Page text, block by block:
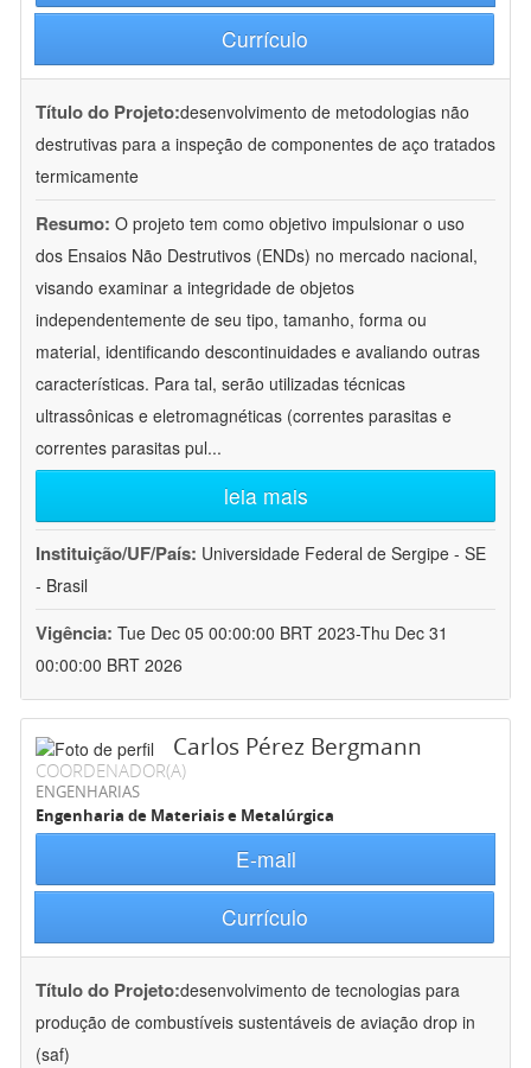
Currículo
Título do Projeto:desenvolvimento de metodologias não
destrutivas para a inspeção de componentes de aço tratados
termicamente
Resumo: O projeto tem como objetivo impulsionar o uso
dos Ensaios Não Destrutivos (ENDs) no mercado nacional,
visando examinar a integridade de objetos
independentemente de seu tipo, tamanho, forma ou
material, identificando descontinuidades e avaliando outras
características. Para tal, serão utilizadas técnicas
ultrassônicas e eletromagnéticas (correntes parasitas e
correntes parasitas pul...
leia mais
Instituição/UF/País: Universidade Federal de Sergipe - SE
- Brasil
Vigência: Tue Dec 05 00:00:00 BRT 2023-Thu Dec 31
00:00:00 BRT 2026
Carlos Pérez Bergmann
COORDENADOR(A)
ENGENHARIAS
Engenharia de Materiais e Metalúrgica
E-mail
Currículo
Título do Projeto:desenvolvimento de tecnologias para
produção de combustíveis sustentáveis de aviação drop in
(saf)